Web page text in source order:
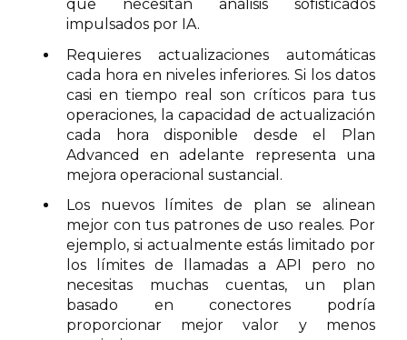
que necesitan análisis sofisticados
impulsados por IA.
Requieres actualizaciones automáticas
cada hora en niveles inferiores. Si los datos
casi en tiempo real son críticos para tus
operaciones, la capacidad de actualización
cada hora disponible desde el Plan
Advanced en adelante representa una
mejora operacional sustancial.
Los nuevos límites de plan se alinean
mejor con tus patrones de uso reales. Por
ejemplo, si actualmente estás limitado por
los límites de llamadas a API pero no
necesitas muchas cuentas, un plan
basado en conectores podría
proporcionar mejor valor y menos